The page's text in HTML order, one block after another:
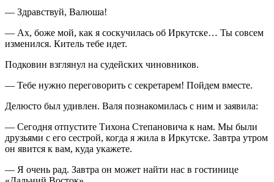
— Здравствуй, Валюша!
— Ах, боже мой, как я соскучилась об Иркутске… Ты совсем
изменился. Китель тебе идет.
Подковин взглянул на судейских чиновников.
— Тебе нужно переговорить с секретарем! Пойдем вместе.
Делюсто был удивлен. Валя познакомилась с ним и заявила:
— Сегодня отпустите Тихона Степановича к нам. Мы были
друзьями с его сестрой, когда я жила в Иркутске. Завтра утром
он явится к вам, куда укажете.
— Я очень рад. Завтра он может найти нас в гостинице